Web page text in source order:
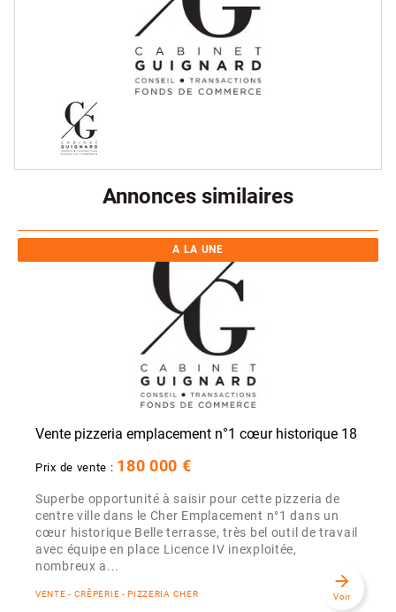
Annonces similaires
A LA UNE
Vente pizzeria emplacement n°1 cœur historique 18
Prix de vente : 180 000 €
Superbe opportunité à saisir pour cette pizzeria de
centre ville dans le Cher Emplacement n°1 dans un
cœur historique Belle terrasse, très bel outil de travail
avec équipe en place Licence IV inexploitée,
nombreux a...
VENTE - CRÊPERIE - PIZZERIA CHER
arrow_forward
Voir